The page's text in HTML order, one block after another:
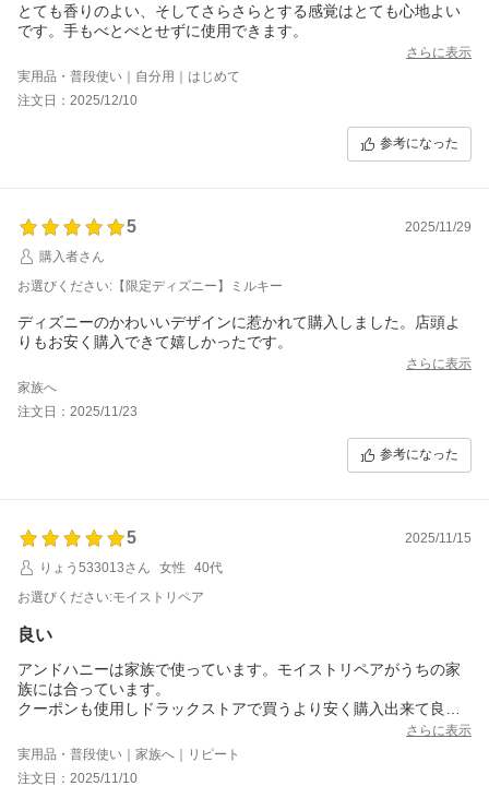
とても香りのよい、そしてさらさらとする感覚はとても心地よい
です。手もべとべとせずに使用できます。
さらに表示
実用品・普段使い｜自分用｜はじめて
注文日：2025/12/10
参考になった
5
2025/11/29
購入者さん
お選びください:【限定ディズニー】ミルキー
ディズニーのかわいいデザインに惹かれて購入しました。店頭よ
りもお安く購入できて嬉しかったです。
さらに表示
家族へ
注文日：2025/11/23
参考になった
5
2025/11/15
りょう533013さん
女性
40代
お選びください:モイストリペア
良い
アンドハニーは家族で使っています。モイストリペアがうちの家
族には合っています。
クーポンも使用しドラックストアで買うより安く購入出来て良か
さらに表示
実用品・普段使い｜家族へ｜リピート
注文日：2025/11/10